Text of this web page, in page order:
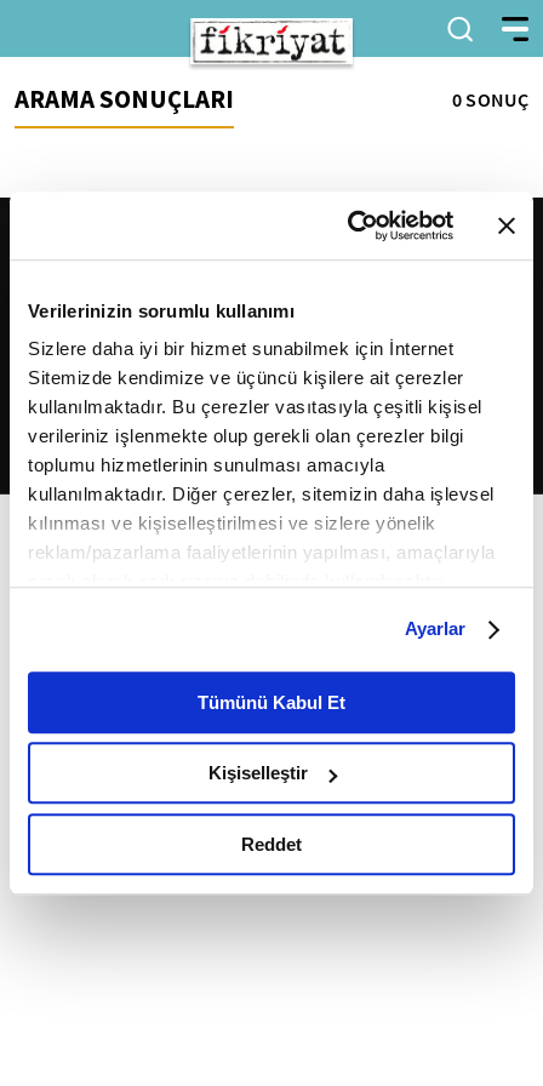
Verilerinizin sorumlu kullanımı
Sizlere daha iyi bir hizmet sunabilmek için İnternet
Sitemizde kendimize ve üçüncü kişilere ait çerezler
kullanılmaktadır. Bu çerezler vasıtasıyla çeşitli kişisel
verileriniz işlenmekte olup gerekli olan çerezler bilgi
toplumu hizmetlerinin sunulması amacıyla
kullanılmaktadır. Diğer çerezler, sitemizin daha işlevsel
kılınması ve kişiselleştirilmesi ve sizlere yönelik
reklam/pazarlama faaliyetlerinin yapılması, amaçlarıyla
belirleyebilirsiniz. Çerezlere ilişkin detaylı bilgi için
Ayarlar butonuna tıklayabilir,Çerez Bilgilendirme
Metnimizi ziyaret edebilirsiniz.
6698 sayılı Kişisel Verilerin Korunması Kanunu uyarınca
okumak ve sitemizi ziyaretiniz kapsamında
gerçekleştirilen veri işleme faaliyetleri ile ilgili daha
detaylı bilgi almak için lütfentıklayınız.
Ayarlar
Tümünü Kabul Et
Kişiselleştir
Reddet
ARAMA SONUÇLARI 0 SONUÇ
2026Fikriyat. Tüm hakları saklıdır.